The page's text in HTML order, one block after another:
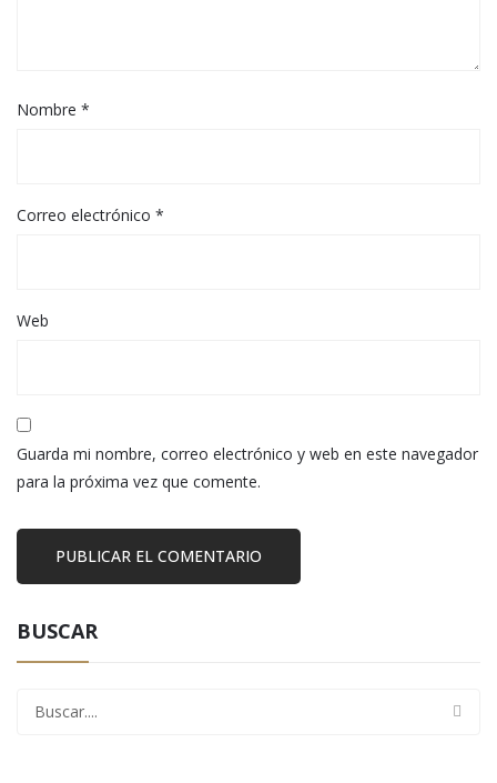
Nombre *
Correo electrónico *
Web
Guarda mi nombre, correo electrónico y web en este navegador
para la próxima vez que comente.
BUSCAR